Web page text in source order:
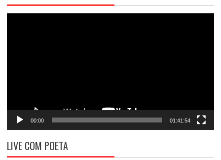
00:00 01:41:54
LIVE COM POETA